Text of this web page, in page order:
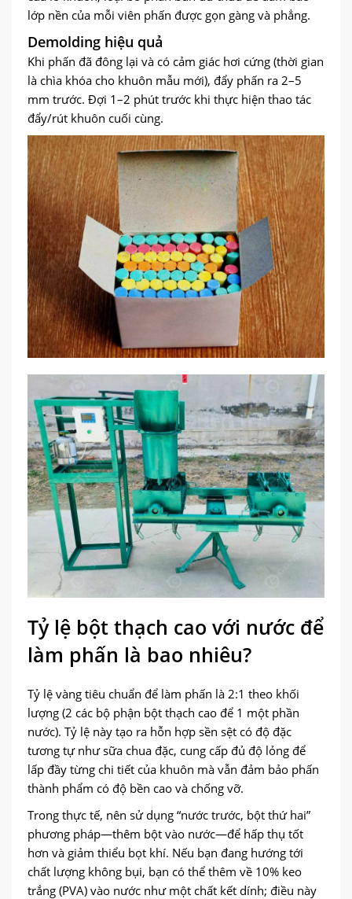
lớp nền của mỗi viên phấn được gọn gàng và phẳng.
Demolding hiệu quả
Khi phấn đã đông lại và có cảm giác hơi cứng (thời gian
là chìa khóa cho khuôn mẫu mới), đẩy phấn ra 2–5
mm trước. Đợi 1–2 phút trước khi thực hiện thao tác
đẩy/rút khuôn cuối cùng.
Tỷ lệ bột thạch cao với nước để
làm phấn là bao nhiêu?
Tỷ lệ vàng tiêu chuẩn để làm phấn là 2:1 theo khối
lượng (2 các bộ phận bột thạch cao để 1 một phần
nước). Tỷ lệ này tạo ra hỗn hợp sền sệt có độ đặc
tương tự như sữa chua đặc, cung cấp đủ độ lỏng để
lấp đầy từng chi tiết của khuôn mà vẫn đảm bảo phấn
thành phẩm có độ bền cao và chống vỡ.
Trong thực tế, nên sử dụng “nước trước, bột thứ hai”
phương pháp—thêm bột vào nước—để hấp thụ tốt
hơn và giảm thiểu bọt khí. Nếu bạn đang hướng tới
chất lượng không bụi, bạn có thể thêm về 10% keo
trắng (PVA) vào nước như một chất kết dính; điều này